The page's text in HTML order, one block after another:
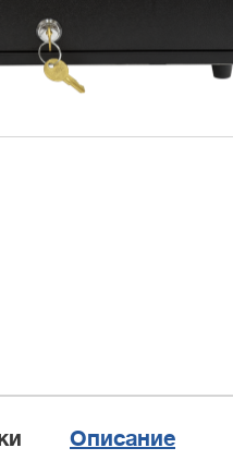
Описание